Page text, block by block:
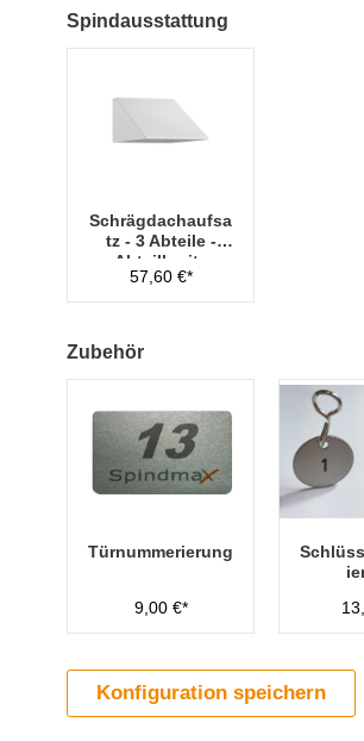
Spindausstattung
Schrägdachaufsa
tz - 3 Abteile -
Abteilbreite
300mm
57,60 €*
Zubehör
Türnummerierung
9,00 €*
Konfiguration speichern